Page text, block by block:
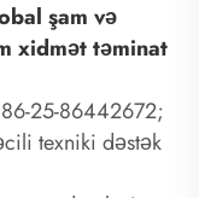
şam və
xidmət təminat
25-86442672;
texniki dəstək